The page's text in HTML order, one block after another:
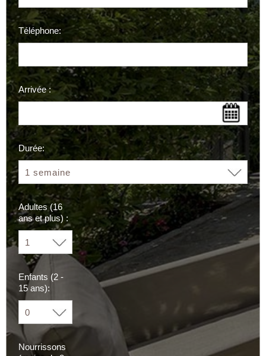
Téléphone:
Arrivée :
Durée:
Adultes (16
ans et plus) :
Enfants (2 -
15 ans):
Nourrissons